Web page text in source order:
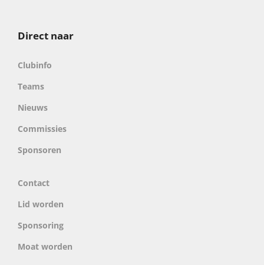
Direct naar
Clubinfo
Teams
Nieuws
Commissies
Sponsoren
Contact
Lid worden
Sponsoring
Moat worden